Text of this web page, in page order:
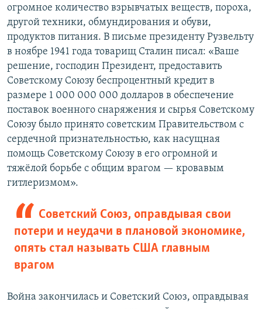
огромное количество взрывчатых веществ, пороха,
другой техники, обмундирования и обуви,
продуктов питания. В письме президенту Рузвельту
в ноябре 1941 года товарищ Сталин писал: «Ваше
решение, господин Президент, предоставить
Советскому Союзу беспроцентный кредит в
размере 1 000 000 000 долларов в обеспечение
поставок военного снаряжения и сырья Советскому
Союзу было принято советским Правительством с
сердечной признательностью, как насущная
помощь Советскому Союзу в его огромной и
тяжёлой борьбе с общим врагом — кровавым
гитлеризмом».
Советский Союз, оправдывая свои
потери и неудачи в плановой экономике,
опять стал называть США главным
врагом
Война закончилась и Советский Союз, оправдывая